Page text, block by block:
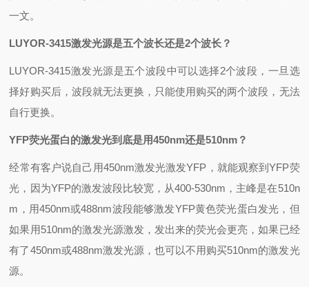
一文。
LUYOR-3415激发光源是五个波长还是2个波长？
LUYOR-3415激发光源是五个波段中可以选择2个波段，一旦选
择好购买后，波段就无法更换，只能使用购买的两个波段，无法
自行更换。
YFP荧光蛋白的激发光到底是用450nm还是510nm？
经常有客户说自己用450nm激发光激发YFP，就能观察到YFP荧
光，因为YFP的激发波段比较宽，从400-530nm，主峰是在510n
m，用450nm或488nm波段能够激发YFP黄色荧光蛋白发光，但
如果用510nm的激发光源激发，发出来的荧光会更亮，如果已经
有了450nm或488nm激发光源，也可以不用购买510nm的激发光
源。